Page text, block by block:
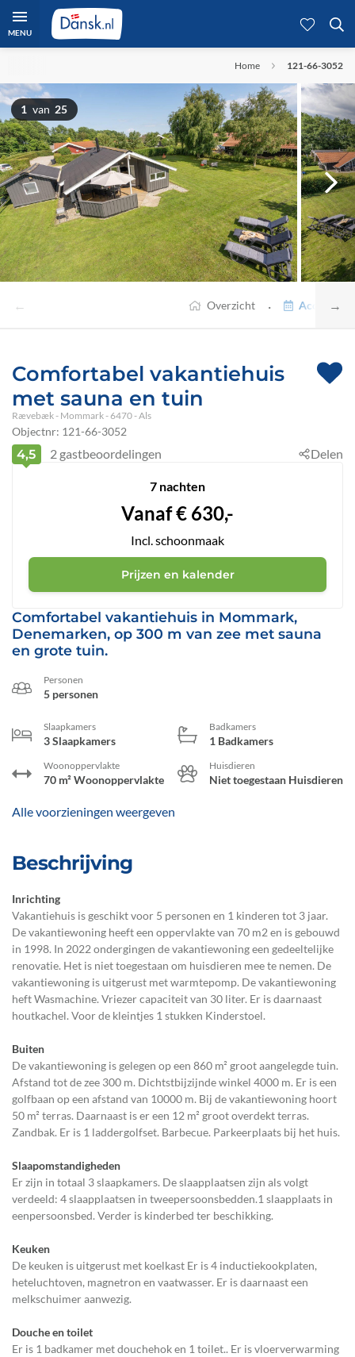
MENU
Home 121-66-3052
1 van 25
← →
Overzicht ·
Comfortabel vakantiehuis
met sauna en tuin
Rævebæk - Mommark - 6470 - Als
Objectnr: 121-66-3052
Comfortabel vakantiehuis in Mommark,
Denemarken, op 300 m van zee met sauna
en grote tuin.
Personen
5 personen
Slaapkamers
3 Slaapkamers
Badkamers
1 Badkamers
Woonoppervlakte
70 m² Woonoppervlakte
Huisdieren
Niet toegestaan Huisdieren
Alle voorzieningen weergeven
Beschrijving
Inrichting
Vakantiehuis is geschikt voor 5 personen en 1 kinderen tot 3 jaar.
De vakantiewoning heeft een oppervlakte van 70 m2 en is gebouwd
in 1998. In 2022 ondergingen de vakantiewoning een gedeeltelijke
renovatie. Het is niet toegestaan om huisdieren mee te nemen. De
vakantiewoning is uitgerust met warmtepomp. De vakantiewoning
heft Wasmachine. Vriezer capaciteit van 30 liter. Er is daarnaast
houtkachel. Voor de kleintjes 1 stukken Kinderstoel.
Buiten
De vakantiewoning is gelegen op een 860 m² groot aangelegde tuin.
Afstand tot de zee 300 m. Dichtstbijzijnde winkel 4000 m. Er is een
golfbaan op een afstand van 10000 m. Bij de vakantiewoning hoort
50 m² terras. Daarnaast is er een 12 m² groot overdekt terras.
Zandbak. Er is 1 laddergolfset. Barbecue. Parkeerplaats bij het huis.
Slaapomstandigheden
Er zijn in totaal 3 slaapkamers. De slaapplaatsen zijn als volgt
verdeeld: 4 slaapplaatsen in tweepersoonsbedden.1 slaapplaats in
eenpersoonsbed. Verder is kinderbed ter beschikking.
Keuken
De keuken is uitgerust met koelkast Er is 4 inductiekookplaten,
heteluchtoven, magnetron en vaatwasser. Er is daarnaast een
melkschuimer aanwezig.
Douche en toilet
Er is 1 badkamer met douchehok en 1 toilet.. Er is vloerverwarming
4,5 2gastbeoordelingen Delen
7 nachten
Vanaf€ 630,-
Incl. schoonmaak
Prijzen en kalender